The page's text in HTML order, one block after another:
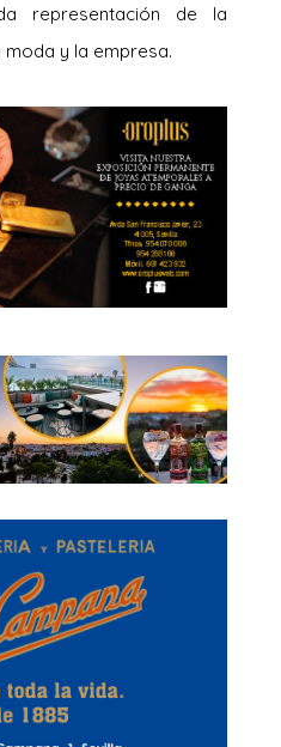
representación de la
y la empresa.